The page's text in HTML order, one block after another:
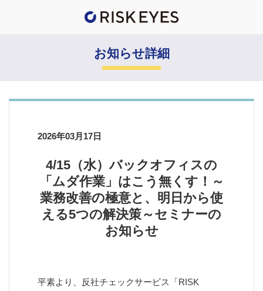
お知らせ詳細
2026年03月17日
4/15（水）バックオフィスの
「ムダ作業」はこう無くす！～
業務改善の極意と、明日から使
える5つの解決策～セミナーの
お知らせ
平素より、反社チェックサービス「RISK